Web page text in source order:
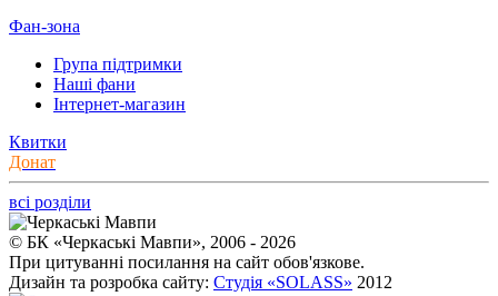
Фан-зона
Група підтримки
Наші фани
Інтернет-магазин
Квитки
Донат
всі розділи
© БК «Черкаські Мавпи», 2006 - 2026
При цитуванні посилання на сайт обов'язкове.
Дизайн та розробка сайту: Студія «SOLASS» 2012